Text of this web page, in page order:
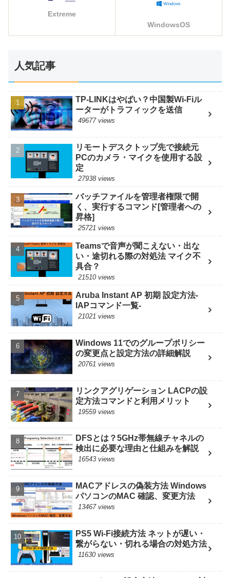
Extreme
WindowsOS
人気記事
TP-LINKはやばい？中国製Wi-Fiル
ーターがトラフィックを送信
49677 views
リモートデスクトップ先で接続元
PCのカメラ・マイクを使用する設
定
27938 views
バッチファイルを管理者権限で開
く、実行するコマンド[管理者への
昇格]
25721 views
Teamsで音声が聞こえない・出な
い・途切れる際の対処法 マイク不
具合？
21510 views
Aruba Instant AP 初期 設定方法-
IAPコマンド一覧-
21021 views
Windows 11でのグループポリシー
の変更点と設定方法の詳細解説
20761 views
リンクアグリゲーション LACPの設
定方法コマンドと利用メリット
19559 views
DFSとは？5GHz帯無線チャネルの
検出に必要な理由と仕組みを解説
16543 views
MACアドレスの偽装方法 Windows
パソコンのMAC 確認、変更方法
13467 views
PS5 Wi-Fi接続方法 ネットが遅い・
繋がらない・切れる場合の対処方法
11630 views